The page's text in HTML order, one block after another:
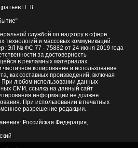
Н. В.
службой по надзору в сфере
технологий и массовых коммуникаций.
ЭЛ № ФС 77 - 75882 от 24 июня 2019 года
за достоверность
в рекламных материалах
копирование и использование
как составных произведений, включая
При любом использовании данных
СМИ, ссылка на данный сайт
информации не должен
При использовании в печатных
разрешение редакции.
Российская Федерация,